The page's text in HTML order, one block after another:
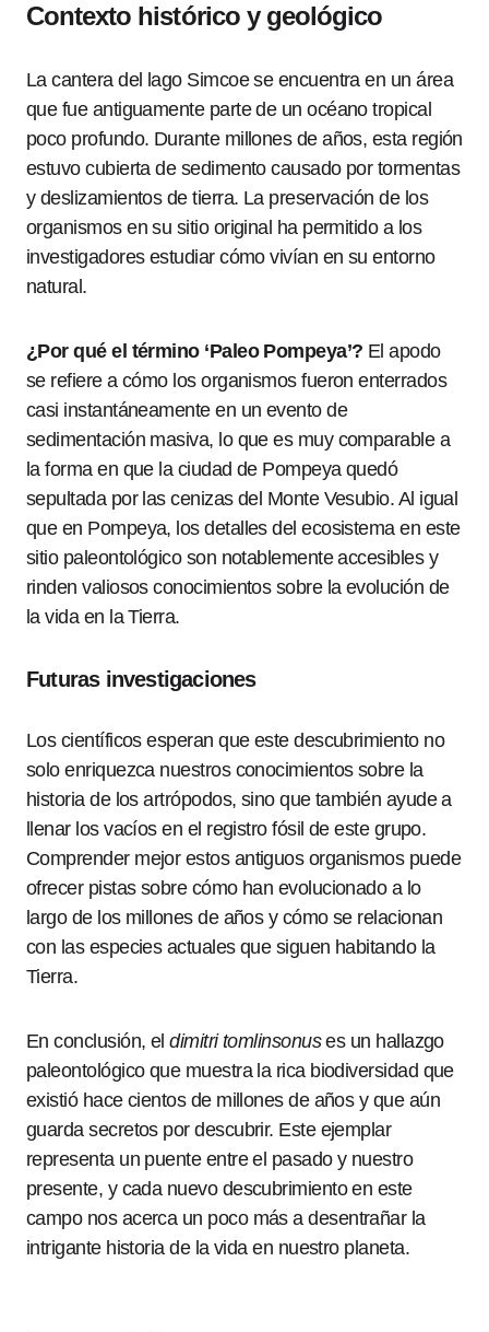
Contexto histórico y geológico
La cantera del lago Simcoe se encuentra en un área
que fue antiguamente parte de un océano tropical
poco profundo. Durante millones de años, esta región
estuvo cubierta de sedimento causado por tormentas
y deslizamientos de tierra. La preservación de los
organismos en su sitio original ha permitido a los
investigadores estudiar cómo vivían en su entorno
natural.
¿Por qué el término ‘Paleo Pompeya’? El apodo
se refiere a cómo los organismos fueron enterrados
casi instantáneamente en un evento de
sedimentación masiva, lo que es muy comparable a
la forma en que la ciudad de Pompeya quedó
sepultada por las cenizas del Monte Vesubio. Al igual
que en Pompeya, los detalles del ecosistema en este
sitio paleontológico son notablemente accesibles y
rinden valiosos conocimientos sobre la evolución de
la vida en la Tierra.
Futuras investigaciones
Los científicos esperan que este descubrimiento no
solo enriquezca nuestros conocimientos sobre la
historia de los artrópodos, sino que también ayude a
llenar los vacíos en el registro fósil de este grupo.
Comprender mejor estos antiguos organismos puede
ofrecer pistas sobre cómo han evolucionado a lo
largo de los millones de años y cómo se relacionan
con las especies actuales que siguen habitando la
Tierra.
En conclusión, eldimitri tomlinsonuses un hallazgo
paleontológico que muestra la rica biodiversidad que
existió hace cientos de millones de años y que aún
guarda secretos por descubrir. Este ejemplar
representa un puente entre el pasado y nuestro
presente, y cada nuevo descubrimiento en este
campo nos acerca un poco más a desentrañar la
intrigante historia de la vida en nuestro planeta.